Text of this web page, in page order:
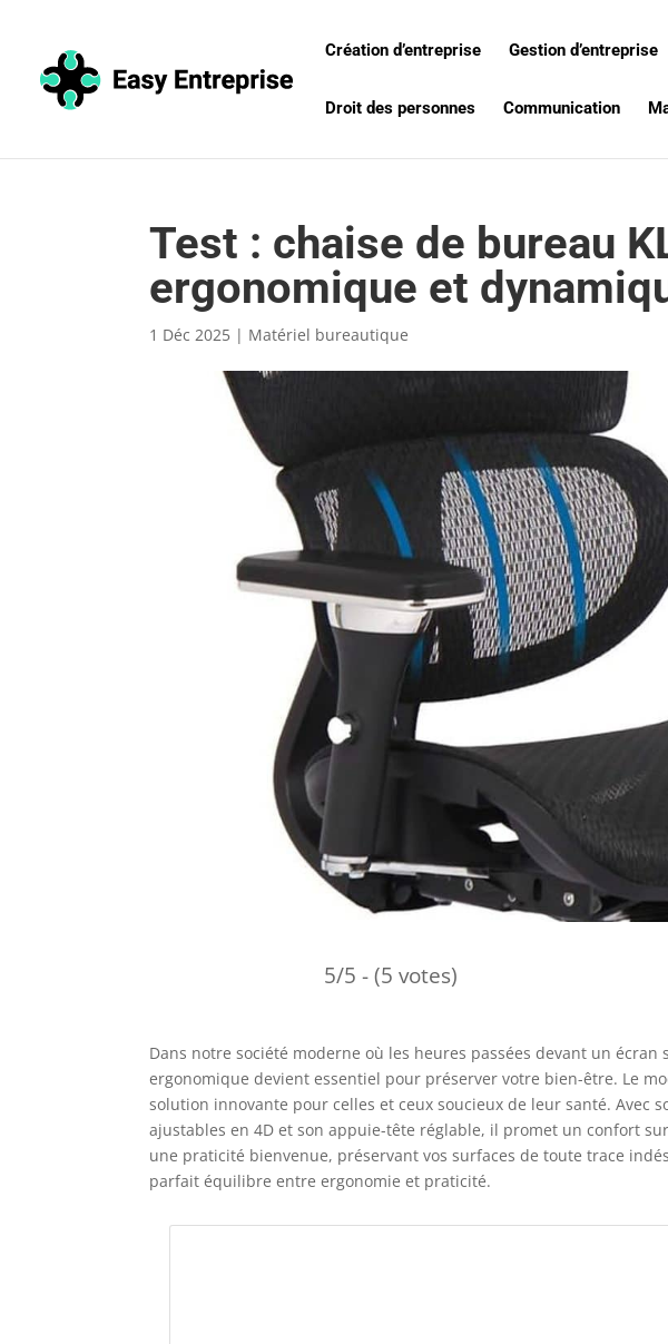
Création d’entreprise Gestion d’entreprise
Droit des personnes Communication
Test : chaise de bureau
ergonomique et
1 Déc 2025 | Matériel bureautique
5/5 - (5 votes)
Dans notre société moderne où les heures passées devant un
ergonomique devient essentiel pour préserver votre bien-être. Le
solution innovante pour celles et ceux soucieux de leur santé. Avec
ajustables en 4D et son appuie-tête réglable, il promet un confort
une praticité bienvenue, préservant vos surfaces de toute trace
parfait équilibre entre ergonomie et praticité.